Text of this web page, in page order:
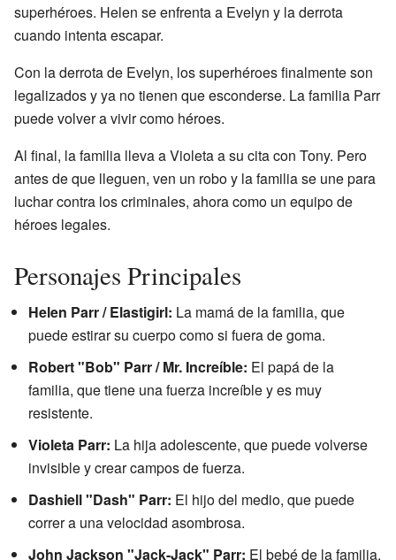
superhéroes. Helen se enfrenta a Evelyn y la derrota
cuando intenta escapar.
Con la derrota de Evelyn, los superhéroes finalmente son
legalizados y ya no tienen que esconderse. La familia Parr
puede volver a vivir como héroes.
Al final, la familia lleva a Violeta a su cita con Tony. Pero
antes de que lleguen, ven un robo y la familia se une para
luchar contra los criminales, ahora como un equipo de
héroes legales.
Personajes Principales
Helen Parr / Elastigirl: La mamá de la familia, que
puede estirar su cuerpo como si fuera de goma.
Robert "Bob" Parr / Mr. Increíble: El papá de la
familia, que tiene una fuerza increíble y es muy
resistente.
Violeta Parr: La hija adolescente, que puede volverse
invisible y crear campos de fuerza.
Dashiell "Dash" Parr: El hijo del medio, que puede
correr a una velocidad asombrosa.
John Jackson "Jack-Jack" Parr: El bebé de la familia,